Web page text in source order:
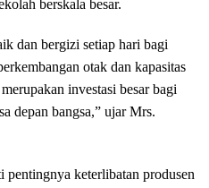
berskala besar.
dan bergizi setiap hari bagi
otak dan kapasitas
investasi besar bagi
depan bangsa,” ujar Mrs.
pentingnya keterlibatan produsen